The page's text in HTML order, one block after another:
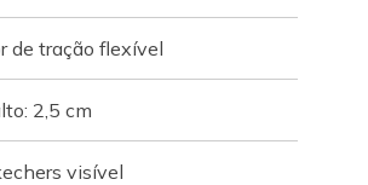
de tração flexível
2,5 cm
visível